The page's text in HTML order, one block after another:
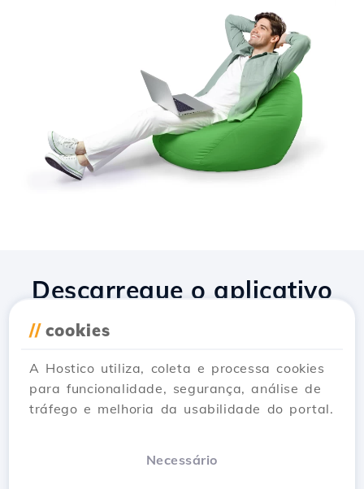
// cookies
A Hostico utiliza, coleta e processa cookies
para funcionalidade, segurança, análise de
tráfego e melhoria da usabilidade do portal.
Necessário
Descarregue o aplicativo